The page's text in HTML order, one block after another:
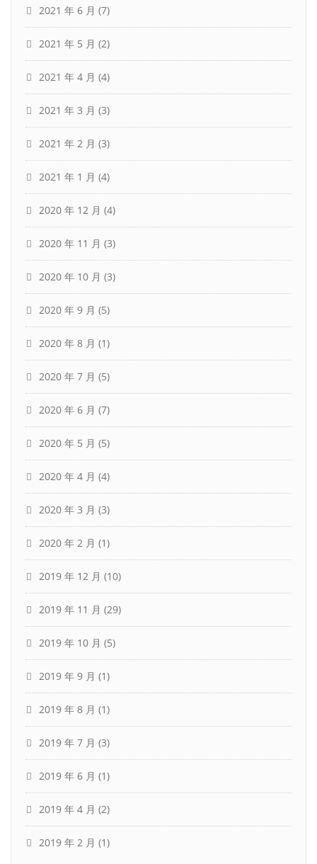
2021 年 6 月 (7)
2021 年 5 月 (2)
2021 年 4 月 (4)
2021 年 3 月 (3)
2021 年 2 月 (3)
2021 年 1 月 (4)
2020 年 12 月 (4)
2020 年 11 月 (3)
2020 年 10 月 (3)
2020 年 9 月 (5)
2020 年 8 月 (1)
2020 年 7 月 (5)
2020 年 6 月 (7)
2020 年 5 月 (5)
2020 年 4 月 (4)
2020 年 3 月 (3)
2020 年 2 月 (1)
2019 年 12 月 (10)
2019 年 11 月 (29)
2019 年 10 月 (5)
2019 年 9 月 (1)
2019 年 8 月 (1)
2019 年 7 月 (3)
2019 年 6 月 (1)
2019 年 4 月 (2)
2019 年 2 月 (1)